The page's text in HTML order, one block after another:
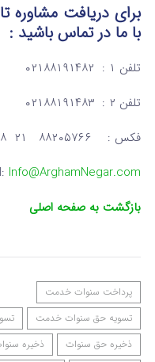
برای دریافت مشاوره
با ما در تماسباشید :
تلفن ۱ : ۰۲۱۸۸۱۹۱۴۸۲
تلفن ۲ : ۰۲۱۸۸۱۹۱۴۸۳
فکس : ۸۸۲۰۵۷۶۶ ۲۱ ۹۸++
Info@ArghamNegar.com
بازگشت به صفحه اصلی
پرداخت سنوات خدمت
تسویه حق سنوات خدمت
ذخیره حق سنوات
ذخیره